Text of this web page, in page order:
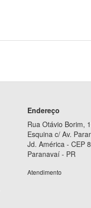
Endereço
Rua Otávio Borim,
Esquina c/ Av.
Jd. América - CEP
Paranavaí - PR
Atendimento